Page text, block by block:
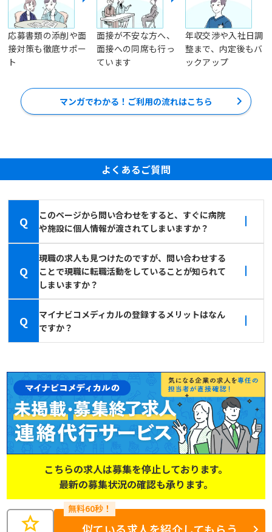
応募書類の添削や面
接対策も徹底サポー
ト
面接が不安な方へ、
面接への同席も行っ
ています
年収交渉や入社日調
整まで、内定後もバ
ックアップ
マンガでわかる！ご利用の流れはこちら
よくあるご質問
Q
このページから問い合わせをすると、すぐに病院
や施設に個人情報が渡されてしまいますか？
Q
現職の求人も見つけたのですが、問い合わせする
ことで現職に転職活動をしていることが知られて
しまいますか？
Q
マイナビコメディカルの登録するメリットはなん
ですか？
こちらの求人は募集を停止しております。
最新の募集状況の確認も承ります。
star